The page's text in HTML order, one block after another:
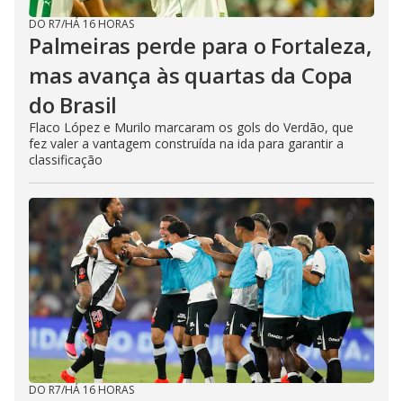
DO R7/HÁ 16 HORAS
Palmeiras perde para o Fortaleza,
mas avança às quartas da Copa
do Brasil
Flaco López e Murilo marcaram os gols do Verdão, que
fez valer a vantagem construída na ida para garantir a
classificação
DO R7/HÁ 16 HORAS